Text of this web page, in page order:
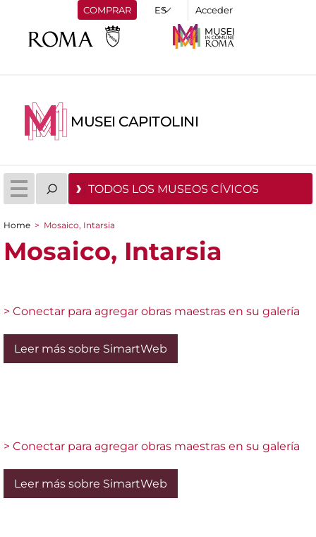
COMPRAR Acceder
MUSEI CAPITOLINI
TODOS LOS MUSEOS CÍVICOS
You are here
Home > Mosaico, Intarsia
Mosaico, Intarsia
> Conectar para agregar obras maestras en su galería
Leer más sobre SimartWeb
> Conectar para agregar obras maestras en su galería
Leer más sobre SimartWeb